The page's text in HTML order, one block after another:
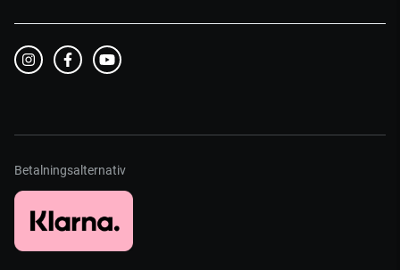
Betalningsalternativ